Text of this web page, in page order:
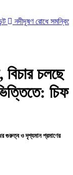
রোধে সমন্বিত
চলছে
চিফ
গুরুত্ব ও দৃশ্যমান প্রমাণের